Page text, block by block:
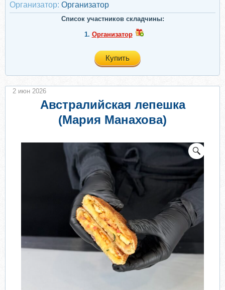
Организатор: Организатор
Список участников складчины:
1. Организатор
Купить
Австралийская лепешка
(Мария Манахова)
2 июн 2026